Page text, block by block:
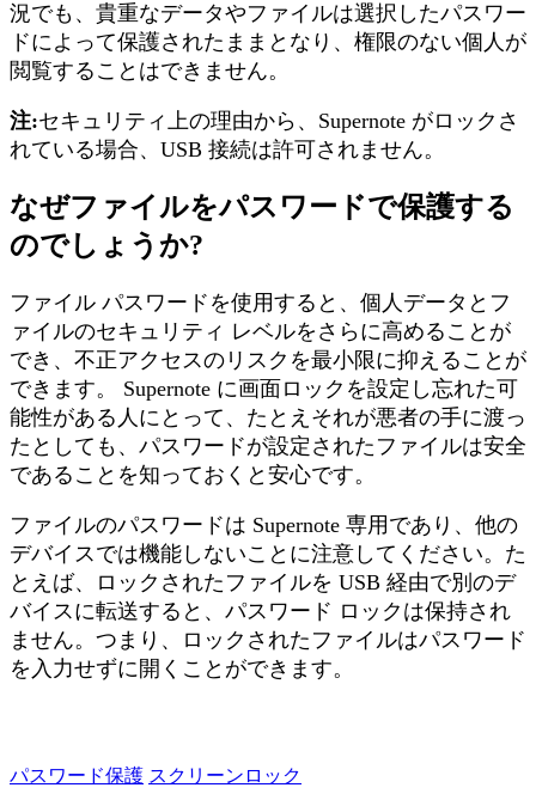
況でも 、 貴重なデータやフ ァ イ ルは選択 し たパス ワー
ドによ って保護された ま ま と な り 、 権限のない個 人 が
閲覧する こ と はでき ま せん。
注:セキ ュ リ テ ィ上の理由から 、 Supernote がロ ッ ク さ
れている場合、 USB 接続は許可されま せん。
なぜフ ァイルをパス ワー ドで保護する
のでし ょ う か?
フ ァ イ ル パス ワー ド を使用する と 、 個 人 データ と フ
ァ イ ルのセキ ュ リ テ ィ レベルを さ らに高める こ と が
でき 、 不正アク セスの リ ス ク を最小限に抑 え る こ と が
でき ま す。 Supernote に画面 ロ ッ ク を設定 し忘れた可
能性がある 人 に と って 、 た と え それが悪者の手に渡っ
た と し て も 、 パス ワー ドが設定 された フ ァ イ ルは安全
である こ と を知ってお く と 安心です。
フ ァ イ ルのパス ワー ドは Supernote 専用 であ り 、 他の
デバイ スでは機能 し ないこ と に注意 し て く ださ い。 た
と え ば、 ロ ッ ク された フ ァ イ ルを USB 経由で別 のデ
バイ スに転送する と 、 パス ワー ド ロ ッ ク は保持され
ま せん。 つ ま り 、 ロ ッ ク された フ ァ イ ルはパス ワー ド
を 入 力せずに開 く こ と ができ ま す。
パスワード保護 スクリーンロック